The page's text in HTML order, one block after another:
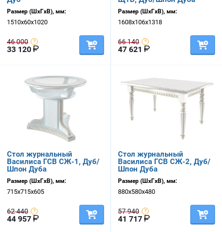
Размер (ШхГхВ), мм:
1510х60х1020
46 000
33 120
Размер (ШхГхВ), мм:
1608х106х1318
66 140
47 621
Стол журнальный
Василиса ГСВ СЖ-1, Дуб/
Шпон Дуба
Размер (ШхГхВ), мм:
715х715х605
62 440
44 957
Стол журнальный
Василиса ГСВ СЖ-2, Дуб/
Шпон Дуба
Размер (ШхГхВ), мм:
880х580х480
57 940
41 717